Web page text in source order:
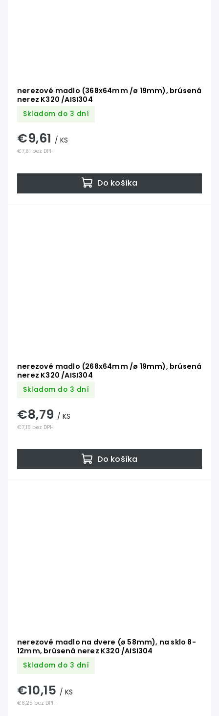
nerezové madlo (368x64mm /ø 19mm), brúsená
nerez K320 /AISI304
Skladom do 3 dní
€7,81 bez DPH
€9,61 / KS
Do košíka
nerezové madlo (268x64mm /ø 19mm), brúsená
nerez K320 /AISI304
Skladom do 3 dní
€7,15 bez DPH
€8,79 / KS
Do košíka
nerezové madlo na dvere (ø 58mm), na sklo 8-
12mm, brúsená nerez K320 /AISI304
Skladom do 3 dní
€8,25 bez DPH
€10,15 / KS